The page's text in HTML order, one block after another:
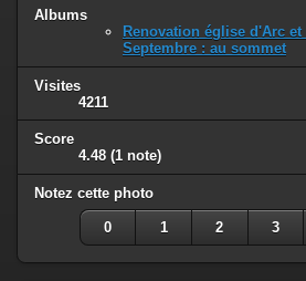
Albums
Renovation église d'Arc et
Septembre : au sommet
Visites
4211
Score
4.48 (1 note)
Notez cette photo
0 1 2 3